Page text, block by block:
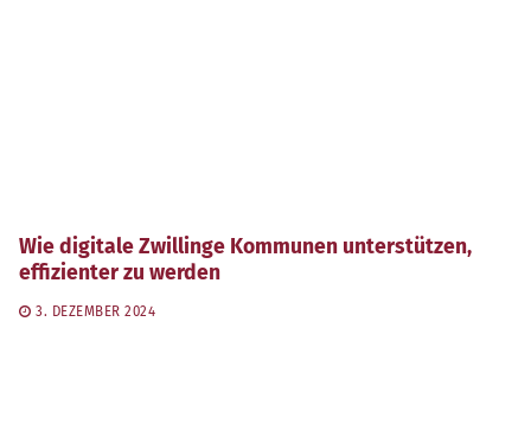
Wie digitale Zwillinge Kommunen unterstützen,
effizienter zu werden
3. DEZEMBER 2024